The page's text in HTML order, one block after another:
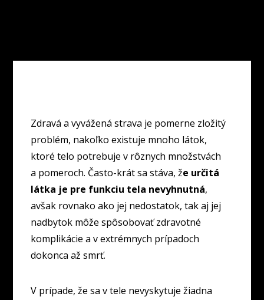
Zdravá a vyvážená strava je pomerne zložitý
problém, nakoľko existuje mnoho látok,
ktoré telo potrebuje v rôznych množstvách
a pomeroch. Často-krát sa stáva, že určitá
látka je pre funkciu tela nevyhnutná,
avšak rovnako ako jej nedostatok, tak aj jej
nadbytok môže spôsobovať zdravotné
komplikácie a v extrémnych prípadoch
dokonca až smrť.
V prípade, že sa v tele nevyskytuje žiadna